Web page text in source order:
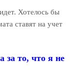
Хотелось бы
ставят на учет
за то, что я не